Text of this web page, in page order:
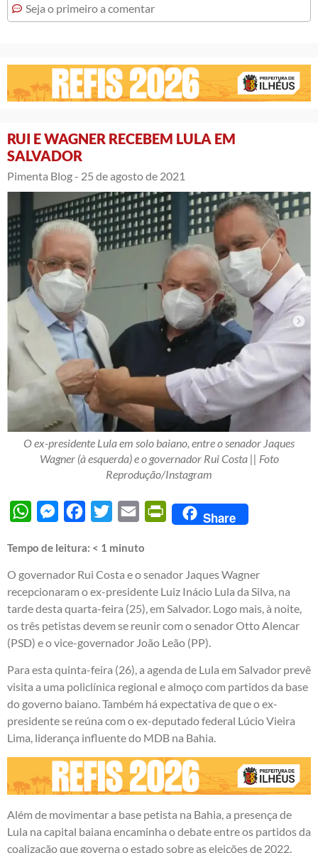
Seja o primeiro a comentar
RUI E WAGNER RECEBEM LULA EM
SALVADOR
Pimenta Blog - 25 de agosto de 2021
O ex-presidente Lula em solo baiano, entre o senador Jaques
Wagner (à esquerda) e o governador Rui Costa || Foto
Reprodução/Instagram
WhatsAppMessengerFacebook
Twitter Email PrintFriendly
Share
Tempo de leitura: < 1 minuto
O governador Rui Costa e o senador Jaques Wagner
recepcionaram o ex-presidente Luiz Inácio Lula da Silva, na
tarde desta quarta-feira (25), em Salvador. Logo mais, à noite,
os três petistas devem se reunir com o senador Otto Alencar
(PSD) e o vice-governador João Leão (PP).
Para esta quinta-feira (26), a agenda de Lula em Salvador prevê
visita a uma policlínica regional e almoço com partidos da base
do governo baiano. Também há expectativa de que o ex-
presidente se reúna com o ex-deputado federal Lúcio Vieira
Lima, liderança influente do MDB na Bahia.
Além de movimentar a base petista na Bahia, a presença de
Lula na capital baiana encaminha o debate entre os partidos da
coalização que governa o estado sobre as eleições de 2022.